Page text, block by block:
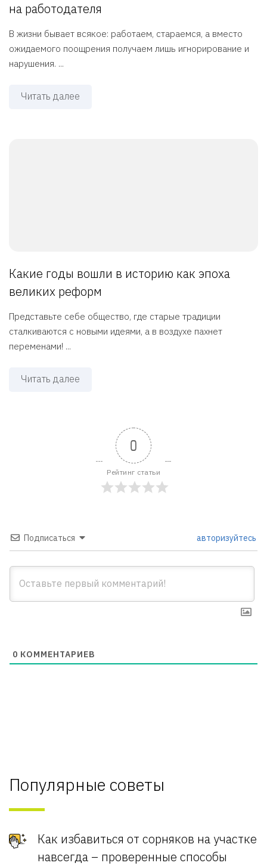
на работодателя
В жизни бывает всякое: работаем, стараемся, а вместо
ожидаемого поощрения получаем лишь игнорирование и
нарушения. ...
Читать далее
Какие годы вошли в историю как эпоха
великих реформ
Представьте себе общество, где старые традиции
сталкиваются с новыми идеями, а в воздухе пахнет
переменами! ...
Читать далее
0
Рейтинг статьи
Подписаться авторизуйтесь
0 КОММЕНТАРИЕВ
Популярные советы
Как избавиться от сорняков на участке
навсегда – проверенные способы